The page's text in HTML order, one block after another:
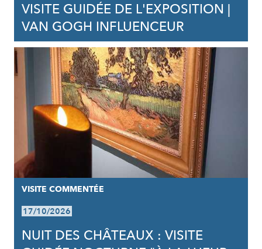
VISITE GUIDÉE DE L'EXPOSITION |
VAN GOGH INFLUENCEUR
VISITE COMMENTÉE
17/10/2026
NUIT DES CHÂTEAUX : VISITE